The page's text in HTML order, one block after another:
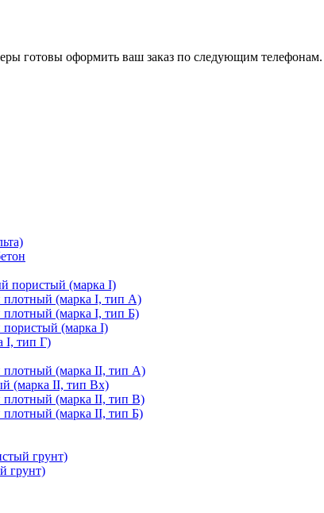
готовы оформить ваш заказ по следующим телефонам.
пористый (марка I)
плотный (марка I, тип А)
плотный (марка I, тип Б)
пористый (марка I)
I, тип Г)
плотный (марка II, тип А)
(марка II, тип Вх)
плотный (марка II, тип В)
плотный (марка II, тип Б)
грунт)
грунт)